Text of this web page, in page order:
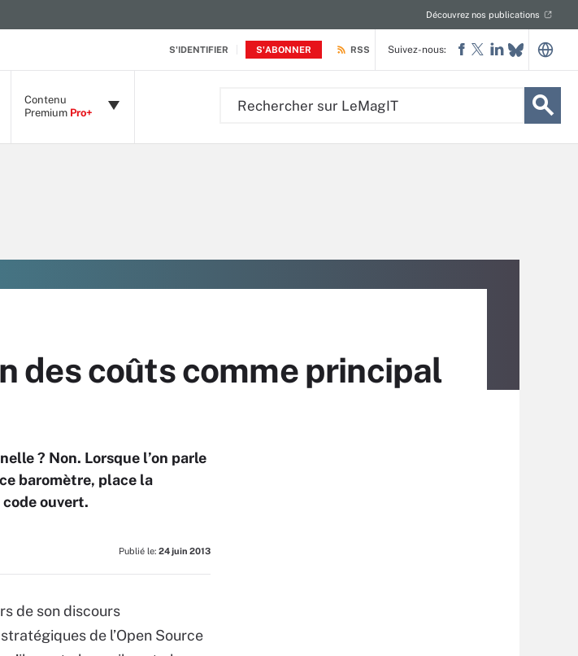
S'IDENTIFIER S'ABONNER
Découvrez nos publications
RSS
Contenu
Premium Pro+
Suivez-nous:
des coûts comme principal
? Non. Lorsque l’on parle
baromètre, place la
ouvert.
Publié le: 24 juin 2013
de son discours
de l’Open Source